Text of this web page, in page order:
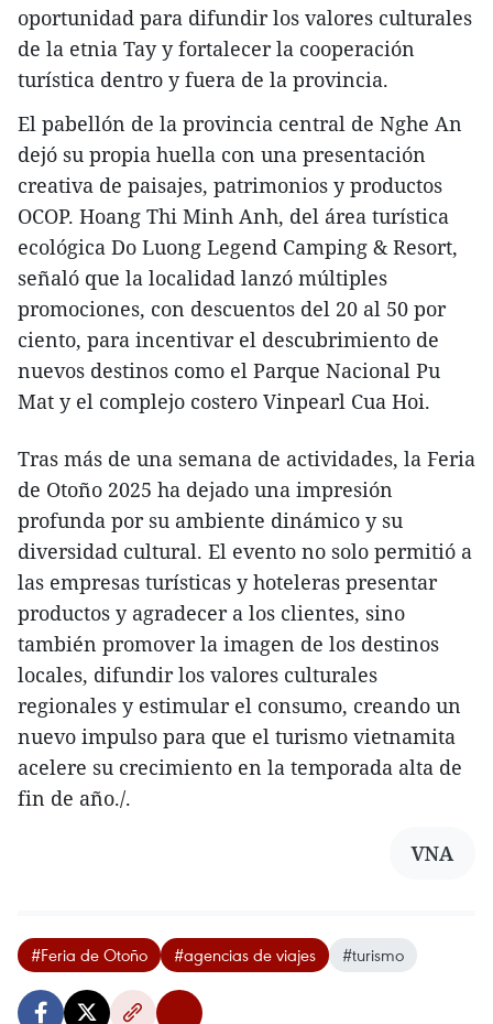
oportunidad para difundir los valores culturales
de la etnia Tay y fortalecer la cooperación
turística dentro y fuera de la provincia.
El pabellón de la provincia central de Nghe An
dejó su propia huella con una presentación
creativa de paisajes, patrimonios y productos
OCOP. Hoang Thi Minh Anh, del área turística
ecológica Do Luong Legend Camping & Resort,
señaló que la localidad lanzó múltiples
promociones, con descuentos del 20 al 50 por
ciento, para incentivar el descubrimiento de
nuevos destinos como el Parque Nacional Pu
Mat y el complejo costero Vinpearl Cua Hoi.
Tras más de una semana de actividades, la Feria
de Otoño 2025 ha dejado una impresión
profunda por su ambiente dinámico y su
diversidad cultural. El evento no solo permitió a
las empresas turísticas y hoteleras presentar
productos y agradecer a los clientes, sino
también promover la imagen de los destinos
locales, difundir los valores culturales
regionales y estimular el consumo, creando un
nuevo impulso para que el turismo vietnamita
acelere su crecimiento en la temporada alta de
fin de año./.
VNA
#Feria de Otoño #agencias de viajes #turismo